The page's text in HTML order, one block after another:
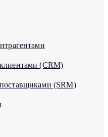
(CRM)
(SRM)